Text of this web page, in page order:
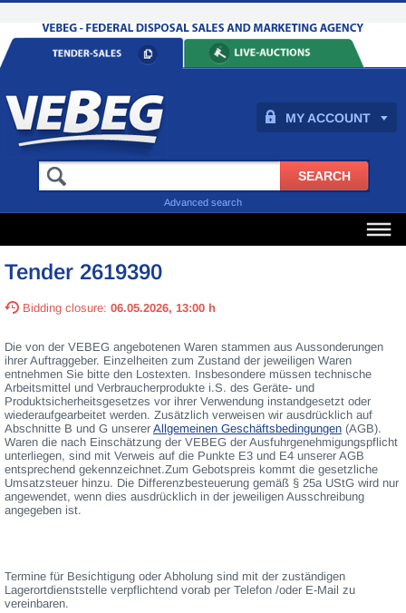
MY ACCOUNT
Advanced search
Tender 2619390
Bidding closure: 06.05.2026, 13:00 h
Die von der VEBEG angebotenen Waren stammen aus Aussonderungen
ihrer Auftraggeber. Einzelheiten zum Zustand der jeweiligen Waren
entnehmen Sie bitte den Lostexten. Insbesondere müssen technische
Arbeitsmittel und Verbraucherprodukte i.S. des Geräte- und
Produktsicherheitsgesetzes vor ihrer Verwendung instandgesetzt oder
wiederaufgearbeitet werden. Zusätzlich verweisen wir ausdrücklich auf
Abschnitte B und G unserer Allgemeinen Geschäftsbedingungen (AGB).
Waren die nach Einschätzung der VEBEG der Ausfuhrgenehmigungspflicht
unterliegen, sind mit Verweis auf die Punkte E3 und E4 unserer AGB
entsprechend gekennzeichnet.Zum Gebotspreis kommt die gesetzliche
Umsatzsteuer hinzu. Die Differenzbesteuerung gemäß § 25a UStG wird nur
angewendet, wenn dies ausdrücklich in der jeweiligen Ausschreibung
angegeben ist.
Termine für Besichtigung oder Abholung sind mit der zuständigen
Lagerortdienststelle verpflichtend vorab per Telefon /oder E-Mail zu
vereinbaren.